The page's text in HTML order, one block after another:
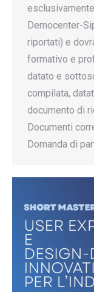
Democenter-
riportati) e
formativo e
datato e
compilata,
documento di
Documenti
Domanda di